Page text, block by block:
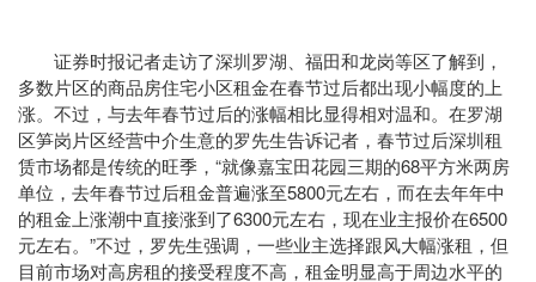
证券时报记者走访了深圳罗湖、福田和龙岗等区了解到，
多数片区的商品房住宅小区租金在春节过后都出现小幅度的上
涨。不过，与去年春节过后的涨幅相比显得相对温和。在罗湖
区笋岗片区经营中介生意的罗先生告诉记者，春节过后深圳租
赁市场都是传统的旺季，“就像嘉宝田花园三期的68平方米两房
单位，去年春节过后租金普遍涨至5800元左右，而在去年年中
的租金上涨潮中直接涨到了6300元左右，现在业主报价在6500
元左右。”不过，罗先生强调，一些业主选择跟风大幅涨租，但
目前市场对高房租的接受程度不高，租金明显高于周边水平的